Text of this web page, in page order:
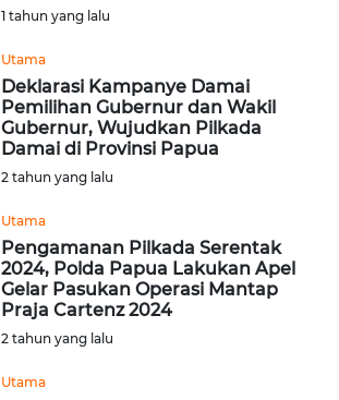
1 tahun yang lalu
Utama
Deklarasi Kampanye Damai
Pemilihan Gubernur dan Wakil
Gubernur, Wujudkan Pilkada
Damai di Provinsi Papua
2 tahun yang lalu
Utama
Pengamanan Pilkada Serentak
2024, Polda Papua Lakukan Apel
Gelar Pasukan Operasi Mantap
Praja Cartenz 2024
2 tahun yang lalu
Utama